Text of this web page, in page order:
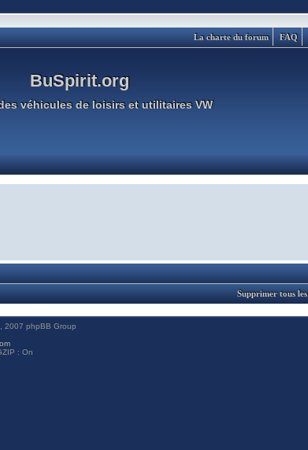
FAQ
La charte du forum
BuSpirit.org
véhicules de loisirs et utilitaires VW
Supprimer tous
2007 phpBB Group
: On